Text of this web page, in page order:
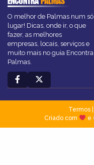
O melhor de Palmas num só
lugar! Dicas, onde ir, o que
fazer, as melhores
empresas, locais, serviços e
muito mais no guia Encontra
Palmas.
Termos|
Criado com
e